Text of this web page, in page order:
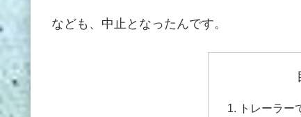
なども、中止となったんです。
トレーラー